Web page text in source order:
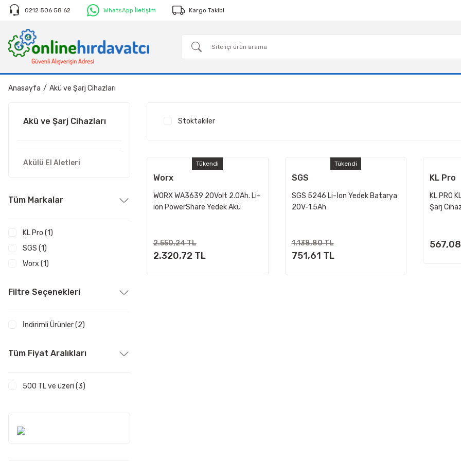
0212 506 58 62 WhatsApp İletişim Kargo Takibi
Anasayfa Akü ve Şarj Cihazları
Akü ve Şarj Cihazları
Akülü El Aletleri
Tüm Markalar
KL Pro (1)
SGS (1)
Worx (1)
Filtre Seçenekleri
İndirimli Ürünler (2)
Tüm Fiyat Aralıkları
500 TL ve üzeri (3)
Stoktakiler
Tükendi
Worx
WORX WA3639 20Volt 2.0Ah. Li-
ion PowerShare Yedek Akü
2.550,24 TL
2.320,72 TL
Tükendi
SGS
SGS 5246 Li-İon Yedek Batarya
20V-1.5Ah
1.138,80 TL
751,61 TL
KL Pro
KL PRO
Şarj